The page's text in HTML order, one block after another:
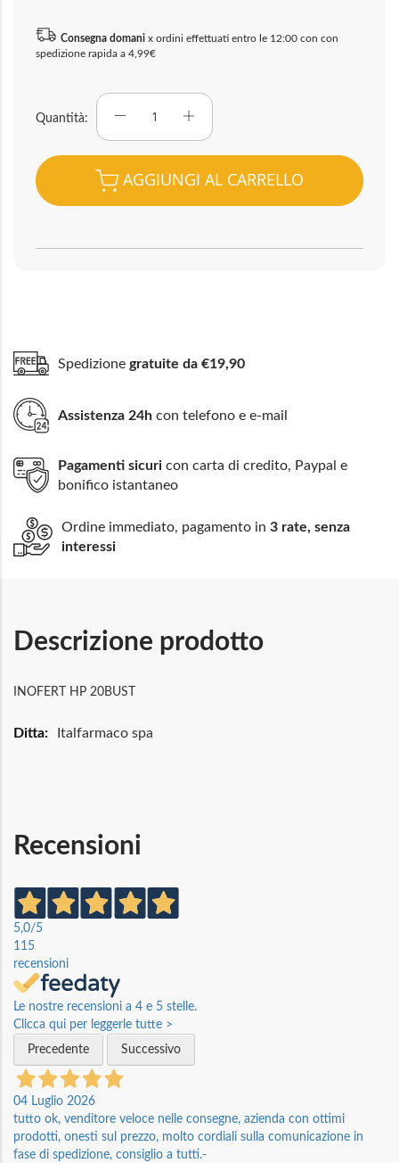
Consegna domani x ordini effettuati entro le 12:00 con con
spedizione rapida a 4,99€
Quantità
AGGIUNGI AL CARRELLO
Spedizione gratuite da €19,90
Assistenza 24h con telefono e e-mail
Pagamenti sicuri con carta di credito, Paypal e
bonifico istantaneo
Ordine immediato, pagamento in 3 rate, senza
interessi
Descrizione prodotto
INOFERT HP 20BUST
MaggioriItalfarmaco spa
Recensioni
5,0/5
115
recensioni
Le nostre recensioni a 4 e 5 stelle.
Clicca qui per leggerle tutte >
Precedente
Successivo
04 Luglio 2026
tutto ok, venditore veloce nelle consegne, azienda con ottimi
prodotti, onesti sul prezzo, molto cordiali sulla comunicazione in
fase di spedizione, consiglio a tutti.-